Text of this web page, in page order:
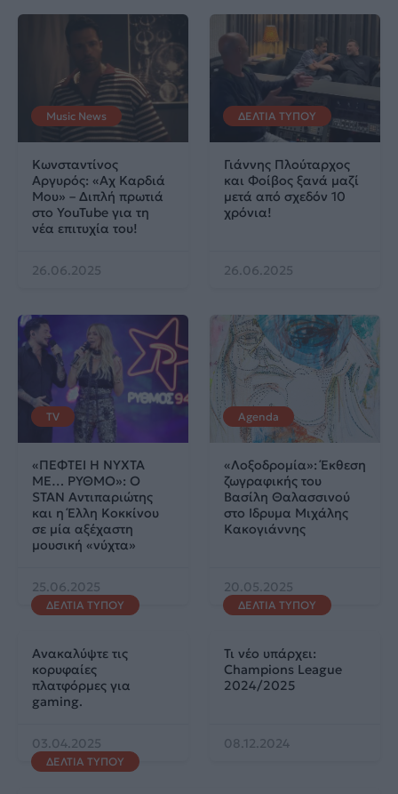
Music News
Κωνσταντίνος
Αργυρός: «Αχ Καρδιά
Μου» – Διπλή πρωτιά
στο YouTube για τη
νέα επιτυχία του!
26.06.2025
ΔΕΛΤΙΑ ΤΥΠΟΥ
Γιάννης Πλούταρχος
και Φοίβος ξανά μαζί
μετά από σχεδόν 10
χρόνια!
26.06.2025
TV
«ΠΕΦΤΕΙ Η ΝΥΧΤΑ
ΜΕ… ΡΥΘΜΟ»: Ο
STAN Αντιπαριώτης
και η Έλλη Κοκκίνου
σε μία αξέχαστη
μουσική «νύχτα»
25.06.2025
Agenda
«Λοξοδρομία»: Έκθεση
ζωγραφικής του
Βασίλη Θαλασσινού
στο Ιδρυμα Μιχάλης
Κακογιάννης
20.05.2025
ΔΕΛΤΙΑ ΤΥΠΟΥ
Ανακαλύψτε τις
κορυφαίες
πλατφόρμες για
gaming.
03.04.2025
ΔΕΛΤΙΑ ΤΥΠΟΥ
Τι νέο υπάρχει:
Champions League
2024/2025
08.12.2024
ΔΕΛΤΙΑ ΤΥΠΟΥ